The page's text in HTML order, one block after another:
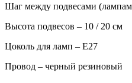
Шаг между подвесами
Высота подвесов – 10 / 20 см
Цоколь для ламп – Е27
Провод – черный резиновый